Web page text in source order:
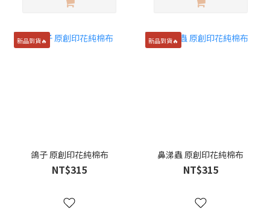
新品到貨🔥
鴿子 原創印花純棉布
NT$315
新品到貨🔥
鼻涕蟲 原創印花純棉布
NT$315